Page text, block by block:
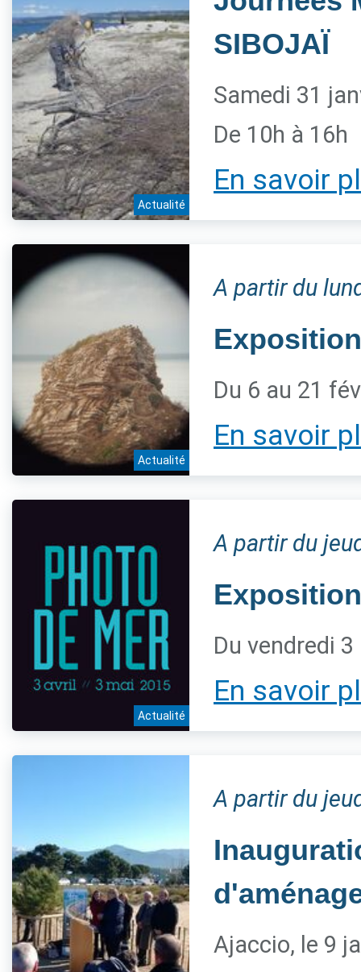
Actualité
SIBOJAÏ
Samedi 31
De 10h à 16h
En savoir
Actualité
A partir du
Du 6 au 21
En savoir
Actualité
A partir du
Du vendredi
En savoir
A partir du
Ajaccio, le 9